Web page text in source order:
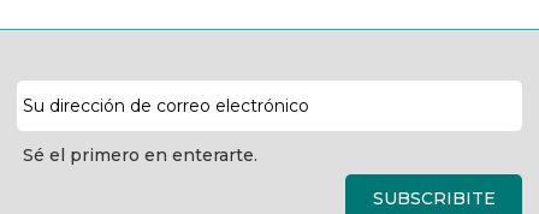
de
correo
electrónico
Sé el primero en enterarte.
SUBSCRIBITE